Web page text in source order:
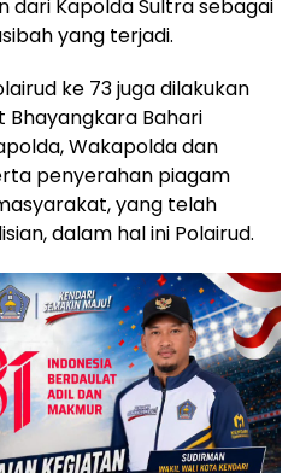
dari Kapolda Sultra sebagai
yang terjadi.
ke 73 juga dilakukan
Bhayangkara Bahari
Wakapolda dan
penyerahan piagam
yang telah
dalam hal ini Polairud.